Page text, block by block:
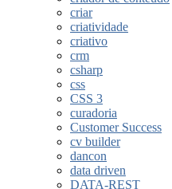
criar
criatividade
criativo
crm
csharp
css
CSS 3
curadoria
Customer Success
cv builder
dancon
data driven
DATA-REST